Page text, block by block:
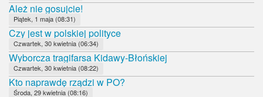
Ależ nie gosujcie!
Piątek, 1 maja (08:31)
Czy jest w polskiej polityce
Czwartek, 30 kwietnia (06:34)
Wyborcza tragifarsa Kidawy-Błońskiej
Czwartek, 30 kwietnia (08:22)
Kto naprawdę rządzi w PO?
Środa, 29 kwietnia (08:16)